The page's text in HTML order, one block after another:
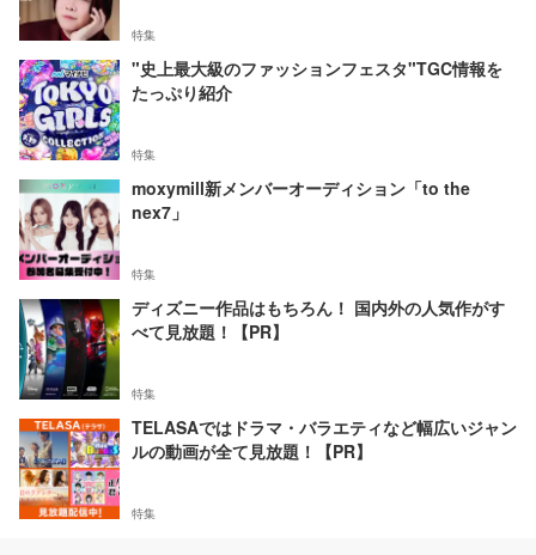
特集
"史上最大級のファッションフェスタ"TGC情報を
たっぷり紹介
特集
moxymill新メンバーオーディション「to the
nex7」
特集
ディズニー作品はもちろん！ 国内外の人気作がす
べて見放題！【PR】
特集
TELASAではドラマ・バラエティなど幅広いジャン
ルの動画が全て見放題！【PR】
特集